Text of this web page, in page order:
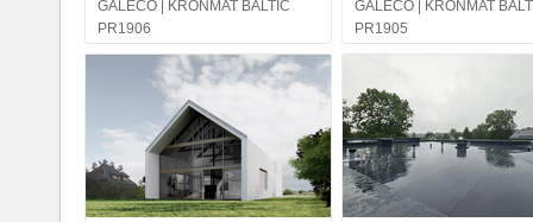
GALECO | KRONMAT BALTIC
PR1906
GALECO | KRONMAT
PR1905